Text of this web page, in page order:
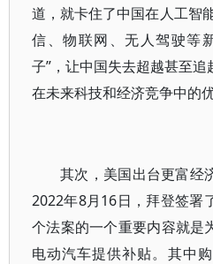
道，就卡住了中国在人工智
信、物联网、无人驾驶等
子”，让中国失去超越甚至
在未来科技和经济竞争中的优
其次，美国出台更富经
2022年8月16日，拜登签署
个法案的一个重要内容就是
电动汽车提供补贴。其中